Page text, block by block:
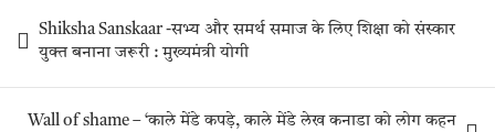
Shiksha Sanskaar -सभ्य और समर्थ समाज के लिए शिक्षा को संस्कार
युक्त बनाना जरूरी : मुख्यमंत्री योगी
Wall of shame – ‘काले मेंडे कपड़े, काले मेंडे लेख कनाडा को लोग कहन